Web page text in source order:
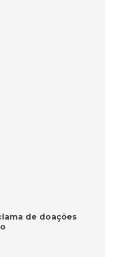
de doações